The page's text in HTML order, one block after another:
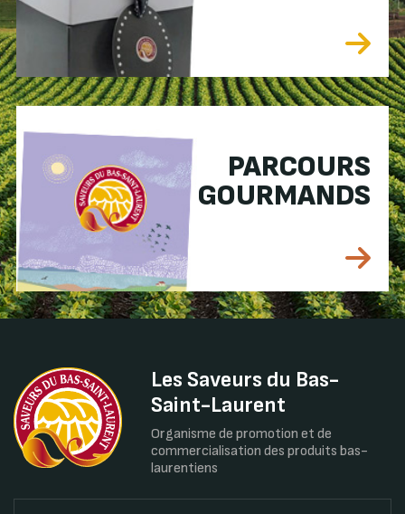
PARCOURS
GOURMANDS
Les Saveurs du Bas-
Saint-Laurent
Organisme de promotion et de
commercialisation des produits bas-
laurentiens